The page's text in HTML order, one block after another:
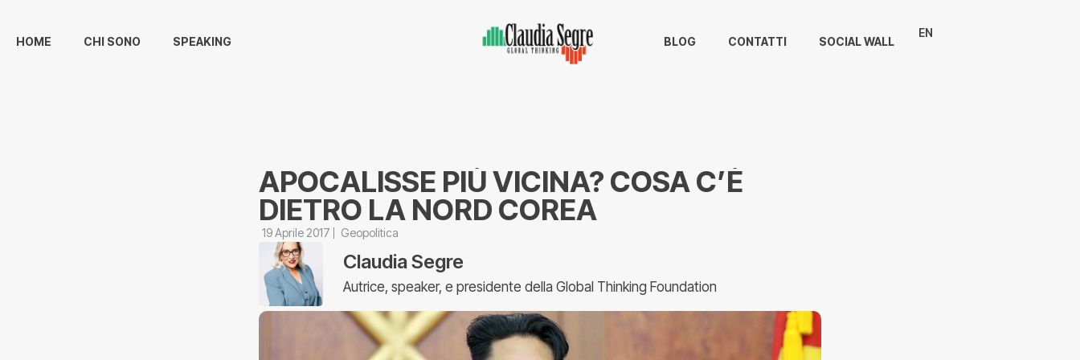
HOME CHI SONO SPEAKING BLOG CONTATTI SOCIAL WALL
EN
APOCALISSE PIÙ VICINA? COSA C’È
DIETRO LA NORD COREA
19 Aprile 2017 Geopolitica
Claudia Segre
Autrice, speaker, e presidente della Global Thinking Foundation